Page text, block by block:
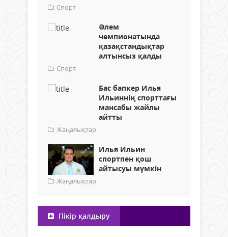
Спорт
Әлем
чемпионатында
қазақстандықтар
алтынсыз қалды
Спорт
Бас бапкер Илья
Ильиннің спорттағы
мансабы жайлы
айтты
Жаңалықтар
Илья Ильин
спортпен қош
айтысуы мүмкін
Жаңалықтар
Пікір қалдыру